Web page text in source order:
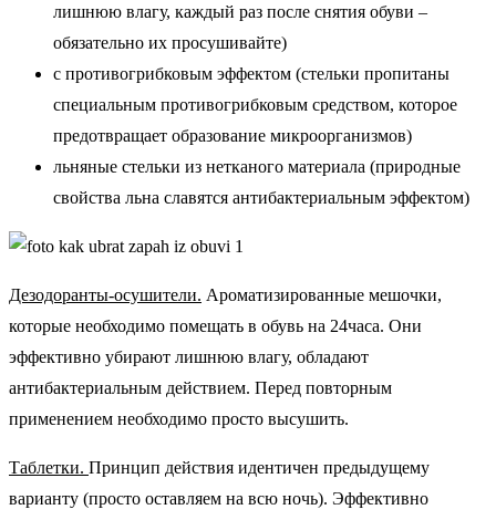
лишнюю влагу, каждый раз после снятия обуви –
обязательно их просушивайте)
с противогрибковым эффектом (стельки пропитаны
специальным противогрибковым средством, которое
предотвращает образование микроорганизмов)
льняные стельки из нетканого материала (природные
свойства льна славятся антибактериальным эффектом)
Дезодоранты-осушители. Ароматизированные мешочки,
которые необходимо помещать в обувь на 24часа. Они
эффективно убирают лишнюю влагу, обладают
антибактериальным действием. Перед повторным
применением необходимо просто высушить.
Таблетки. Принцип действия идентичен предыдущему
варианту (просто оставляем на всю ночь). Эффективно